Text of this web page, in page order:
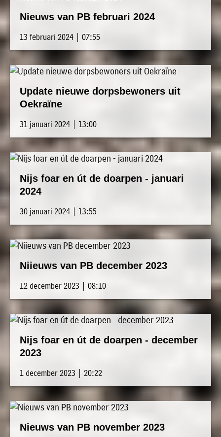
Nieuws van PB februari 2024
13 februari 2024 | 07:55
Update nieuwe dorpsbewoners uit
Oekraïne
31 januari 2024 | 13:00
Nijs foar en út de doarpen - januari
2024
30 januari 2024 | 13:55
Niieuws van PB december 2023
12 december 2023 | 08:10
Nijs foar en út de doarpen - december
2023
1 december 2023 | 20:22
Nieuws van PB november 2023